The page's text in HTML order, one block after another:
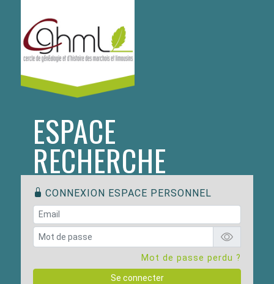
ESPACE
RECHERCHE
CONNEXION ESPACE PERSONNEL
Mot de passe perdu ?
Se connecter